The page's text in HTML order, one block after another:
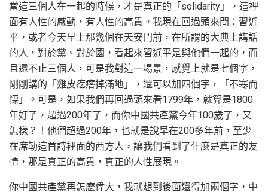
當這三個人在一起的時候，才是真正的「solidarity」，這裡
面有人性的感動，有人性的高貴。我現在回過頭來問：習近
平，或者今天早上那幾個在天安門前，在所謂的大典上講話
的人，對於黨、對於國，看起來習近平是與他們一起的，而
且還不止三個人，可是我對這一場景，感覺上就是七個字，
剛剛講的「雞皮疙瘩掉滿地」，還可以加四個字，「不寒而
慄」。可是，如果我們再回過頭來看1799年，就算是1800
年好了，超過200年了，而你中國共產黨今年100歲了，又
怎樣？！他們超過200年，也就是說早在200多年前，至少
在席勒這首詩裡面的西方人，讓我們看到了什麼是真正的友
情，那是真正的高貴，真正的人性展現。
你中國共產黨再怎麽偉大，我就想到後面還得加兩個字，中